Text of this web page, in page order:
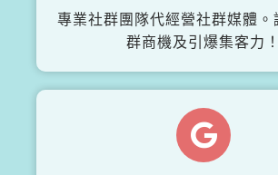
專業社群團隊代經營社群媒體。
群商機及引爆集客力！